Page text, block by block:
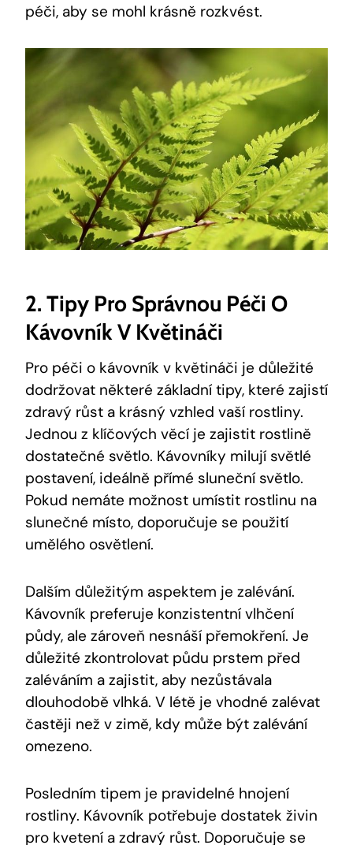
péči, aby se mohl krásně rozkvést.
2. Tipy Pro Správnou Péči O
Kávovník V Květináči
Pro péči o kávovník v květináči je důležité
dodržovat některé základní tipy, které zajistí
zdravý růst a krásný vzhled vaší rostliny.
Jednou z klíčových věcí je zajistit rostlině
dostatečné světlo. Kávovníky milují světlé
postavení, ideálně přímé sluneční světlo.
Pokud nemáte možnost umístit rostlinu na
slunečné místo, doporučuje se použití
umělého osvětlení.
Dalším důležitým aspektem je zalévání.
Kávovník preferuje konzistentní vlhčení
půdy, ale zároveň nesnáší přemokření. Je
důležité zkontrolovat půdu prstem před
zaléváním a zajistit, aby nezůstávala
dlouhodobě vlhká. V létě je vhodné zalévat
častěji než v zimě, kdy může být zalévání
omezeno.
Posledním tipem je pravidelné hnojení
rostliny. Kávovník potřebuje dostatek živin
pro kvetení a zdravý růst. Doporučuje se